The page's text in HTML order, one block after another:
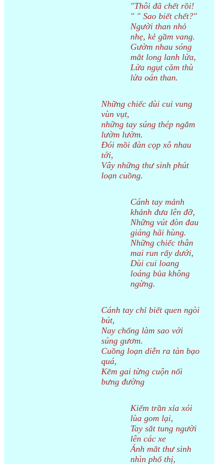
"Thôi đã chết rồi!
" " Sao biết chết?"
Người than nhỏ
nhẹ, kẻ gầm vang.
Gườm nhau sóng
mắt long lanh lửa,
Lửa ngụt căm thù
lửa oán than.
Những chiếc dùi cui vung
vùn vụt,
những tay súng thép ngắm
lườm lườm.
Đói mồi đàn cọp xô nhau
tới,
Vây những thư sinh phút
loạn cuồng.
Cánh tay mảnh
khảnh đưa lên đỡ,
Những vút đòn đau
giáng hãi hùng.
Những chiếc thân
mai run rẩy dưới,
Dùi cui loang
loáng bủa không
ngừng.
Cánh tay chỉ biết quen ngòi
bút,
Nay chống làm sao với
súng gươm.
Cuồng loạn diễn ra tàn bạo
quá,
Kẽm gai từng cuộn nối
bưng đường
Kiếm trần xỉa xói
lùa gom lại,
Tay sắt tung người
lên các xe
Ánh mắt thư sinh
nhìn phố thị,